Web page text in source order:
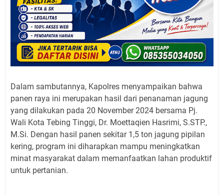
Dalam sambutannya, Kapolres menyampaikan bahwa
panen raya ini merupakan hasil dari penanaman jagung
yang dilakukan pada 20 November 2024 bersama Pj.
Wali Kota Tebing Tinggi, Dr. Moettaqien Hasrimi, S.STP.,
M.Si. Dengan hasil panen sekitar 1,5 ton jagung pipilan
kering, program ini diharapkan mampu meningkatkan
minat masyarakat dalam memanfaatkan lahan produktif
untuk pertanian.